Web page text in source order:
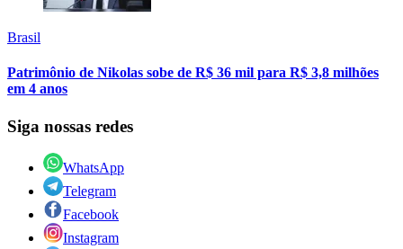
Brasil
Patrimônio de Nikolas sobe de R$ 36 mil para R$ 3,8 milhões
em 4 anos
Siga nossas redes
WhatsApp
Telegram
Facebook
Instagram